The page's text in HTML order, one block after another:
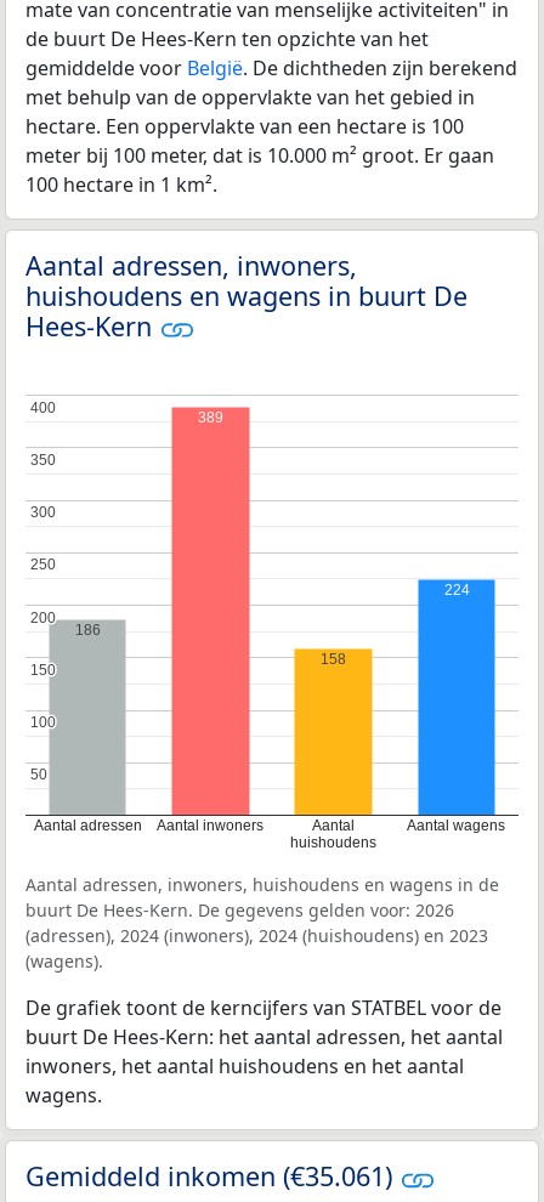
mate van concentratie van menselijke activiteiten" in
de buurt De Hees-Kern ten opzichte van het
gemiddelde voor België. De dichtheden zijn berekend
met behulp van de oppervlakte van het gebied in
hectare. Een oppervlakte van een hectare is 100
meter bij 100 meter, dat is 10.000 m² groot. Er gaan
100 hectare in 1 km².
Aantal adressen, inwoners,
huishoudens en wagens in buurt De
Hees-Kern
Aantal adressen Aantal inwoners
Aantal
huishoudens
Aantal wagens
50
50
100
100
150
150
200
200
250
250
300
300
350
350
400
400
186
389
158
224
Aantal adressen, inwoners, huishoudens en wagens in de
buurt De Hees-Kern. De gegevens gelden voor: 2026
(adressen), 2024 (inwoners), 2024 (huishoudens) en 2023
(wagens).
De grafiek toont de kerncijfers van STATBEL voor de
buurt De Hees-Kern: het aantal adressen, het aantal
inwoners, het aantal huishoudens en het aantal
wagens.
Gemiddeld inkomen (€35.061)